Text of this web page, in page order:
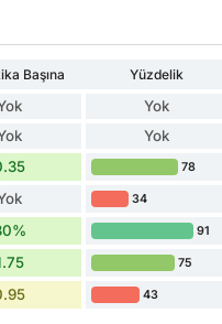
Başına
Yüzdelik
Yok
Yok
78
34
91
75
43